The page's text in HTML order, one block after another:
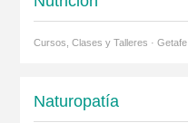
Cursos, Clases y Talleres · Getafe
Naturopatía